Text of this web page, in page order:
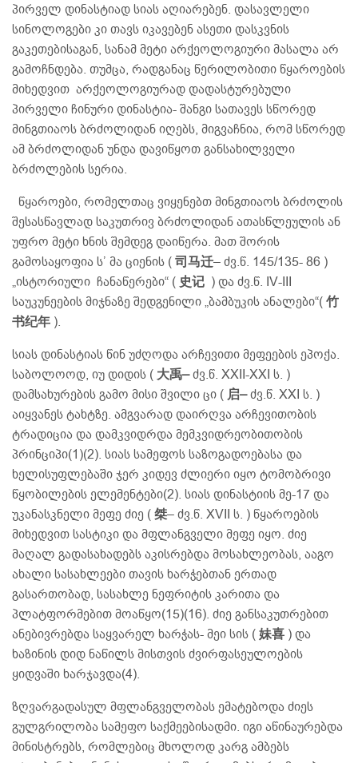
პირველ დინასტიად სიას აღიარებენ. დასავლელი
სინოლოგები კი თავს იკავებენ ასეთი დასკვნის
გაკეთებისაგან, სანამ მეტი არქეოლოგიური მასალა არ
გამოჩნდება. თუმცა, რადგანაც წერილობითი წყაროების
მიხედვით არქეოლოგიურად დადასტურებული
პირველი ჩინური დინასტია- შანგი სათავეს სწორედ
მინგთიაოს ბრძოლიდან იღებს, მიგვაჩნია, რომ სწორედ
ამ ბრძოლიდან უნდა დავიწყოთ განსახილველი
ბრძოლების სერია.
წყაროები, რომელთაც ვიყენებთ მინგთიაოს ბრძოლის
შესასწავლად საკუთრივ ბრძოლიდან ათასწლეულის ან
უფრო მეტი ხნის შემდეგ დაიწერა. მათ შორის
გამოსაყოფია ს’ მა ციენის (司马迁– ძვ.წ. 145/135- 86 )
„ისტორიული ჩანაწერები“ (史记 ) და ძვ.წ. IV-III
საუკუნეების მიჯნაზე შედგენილი „ბამბუკის ანალები“(竹
书纪年 ).
სიას დინასტიას წინ უძღოდა არჩევითი მეფეების ეპოქა.
საბოლოოდ, იუ დიდის (大禹–ძვ.წ. XXII-XXI ს. )
დამსახურების გამო მისი შვილი ცი (启–ძვ.წ. XXI ს. )
აიყვანეს ტახტზე. ამგვარად დაირღვა არჩევითობის
ტრადიცია და დამკვიდრდა მემკვიდრეობითობის
პრინციპი(1)(2). სიას სამეფოს საზოგადოებასა და
ხელისუფლებაში ჯერ კიდევ ძლიერი იყო ტომობრივი
წყობილების ელემენტები(2). სიას დინასტიის მე-17 და
უკანასკნელი მეფე ძიე (桀– ძვ.წ. XVII ს. ) წყაროების
მიხედვით სასტიკი და მფლანგველი მეფე იყო. ძიე
მაღალ გადასახადებს აკისრებდა მოსახლეობას, ააგო
ახალი სასახლეები თავის ხარჭებთან ერთად
გასართობად, სასახლე ნეფრიტის კარითა და
პლატფორმებით მოაწყო(15)(16). ძიე განსაკუთრებით
ანებივრებდა საყვარელ ხარჭას- მეი სის (妹喜 ) და
ხაზინის დიდ ნაწილს მისთვის ძვირფასეულოების
ყიდვაში ხარჯავდა(4).
ზღვარგადასულ მფლანგველობას ემატებოდა ძიეს
გულგრილობა სამეფო საქმეებისადმი. იგი აწინაურებდა
მინისტრებს, რომლებიც მხოლოდ კარგ ამბებს